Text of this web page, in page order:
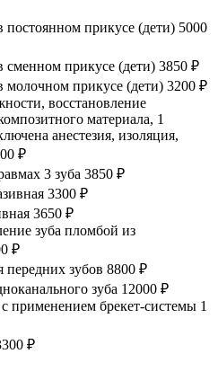
постоянном прикусе (дети) 5000
сменном прикусе (дети) 3850 ₽
молочном прикусе (дети) 3200 ₽
восстановление
материала, 1
анестезия, изоляция,
₽
3 зуба 3850 ₽
3300 ₽
3650 ₽
зуба пломбой из
₽
передних зубов 8800 ₽
зуба 12000 ₽
применением брекет-системы 1
₽